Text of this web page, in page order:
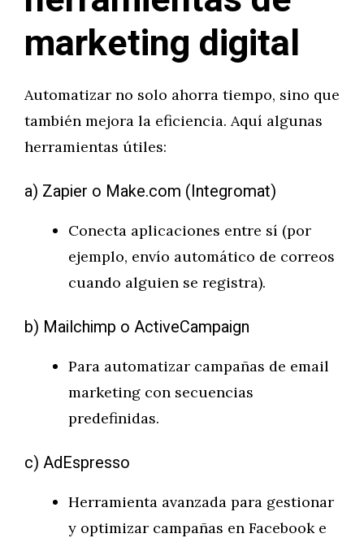
marketing digital
Automatizar no solo ahorra tiempo, sino que
también mejora la eficiencia. Aquí algunas
herramientas útiles:
a) Zapier o Make.com (Integromat)
Conecta aplicaciones entre sí (por
ejemplo, envío automático de correos
cuando alguien se registra).
b) Mailchimp o ActiveCampaign
Para automatizar campañas de email
marketing con secuencias
predefinidas.
c) AdEspresso
Herramienta avanzada para gestionar
y optimizar campañas en Facebook e